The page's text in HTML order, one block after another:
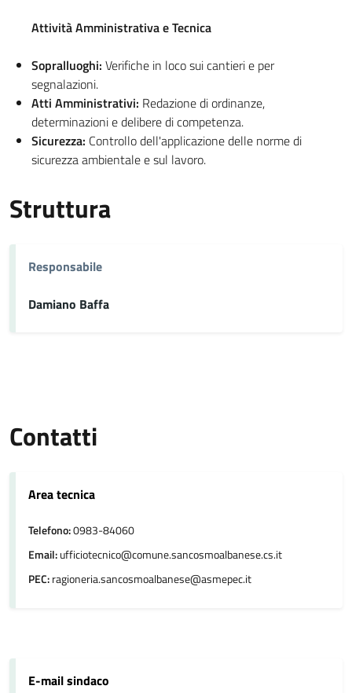
Attività Amministrativa e Tecnica
Sopralluoghi: Verifiche in loco sui cantieri e per
segnalazioni.
Atti Amministrativi: Redazione di ordinanze,
determinazioni e delibere di competenza.
Sicurezza: Controllo dell'applicazione delle norme di
sicurezza ambientale e sul lavoro.
Struttura
Responsabile
Damiano Baffa
Contatti
Area tecnica
Telefono:0983-84060
Email:ufficiotecnico@comune.sancosmoalbanese.cs.it
PEC:ragioneria.sancosmoalbanese@asmepec.it
E-mail sindaco